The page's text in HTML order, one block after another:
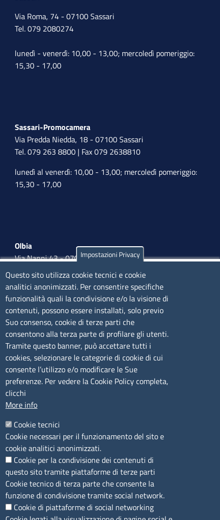
Via Roma, 74 - 07100 Sassari
Tel. 079 2080274
lunedì - venerdì: 10,00 - 13,00; mercoledì pomeriggio:
15,30 - 17,00
Sassari-Promocamera
Via Predda Niedda, 18 - 07100 Sassari
Tel. 079 263 8800 | Fax 079 2638810
lunedì al venerdì: 10,00 - 13,00; mercoledì pomeriggio:
15,30 - 17,00
Olbia
Via Nanni 43 - 07026 Olbia
Tel. 0789 66122 | 0789 69580
mail: ufficio.olbia@ss.camcom.it
lunedì al venerdì: 9,00 - 12,00; lunedì pomeriggio: 16,00
- 17,00
CONTATTI
Camera di Commercio, Industria, Artigianato e
Agricoltura di Sassari
PEC
P.IVA01047570906
Codice Fiscale
Codice Univoco per le fatture elettroniche: UFPXFS
LINK UTILI
Segnalazione di illecito
Amministrazione Trasparente
Impostazioni Privacy
Questo sito utilizza cookie tecnici e cookie
analitici anonimizzati. Per consentire specifiche
funzionalità quali la condivisione e/o la visione di
contenuti, possono essere installati, solo previo
Suo consenso, cookie di terze parti che
consentono alla terza parte di profilare gli utenti.
Tramite questo banner, può accettare tutti i
cookies, selezionare le categorie di cookie di cui
consente l’utilizzo e/o modificare le Sue
preferenze. Per vedere la Cookie Policy completa,
clicchi
More info
Cookie tecnici
Cookie necessari per il funzionamento del sito e
cookie analitici anonimizzati.
Cookie per la condivisione dei contenuti di
questo sito tramite piattaforme di terze parti
Cookie tecnico di terza parte che consente la
funzione di condivisione tramite social network.
Cookie di piattaforme di social networking